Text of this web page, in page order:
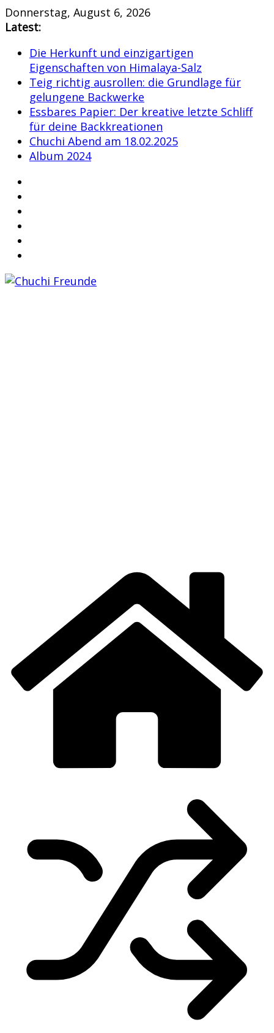
Skip
to
Donnerstag, August 6, 2026
Latest:
Die Herkunft und einzigartigen
Eigenschaften von Himalaya-Salz
Teig richtig ausrollen: die Grundlage für
gelungene Backwerke
Essbares Papier: Der kreative letzte Schliff
für deine Backkreationen
Chuchi Abend am 18.02.2025
Album 2024